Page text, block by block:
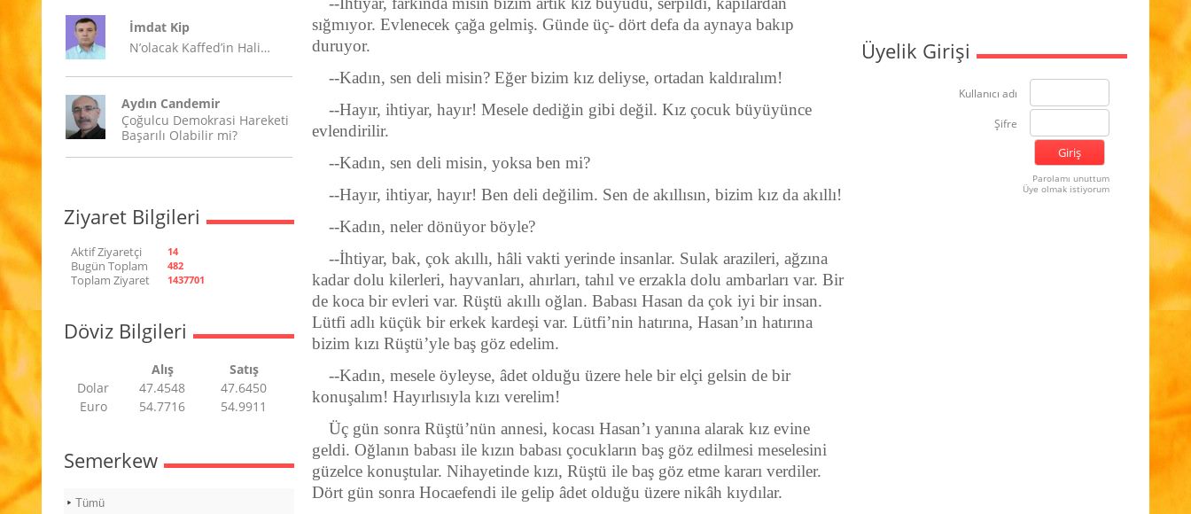
İmdat Kip
N’olacak Kaffed’in Hali…
Aydın Candemir
Çoğulcu Demokrasi Hareketi
Başarılı Olabilir mi?
Ziyaret Bilgileri
Aktif Ziyaretçi 14
Bugün Toplam 482
Toplam Ziyaret 1437701
Döviz Bilgileri
Alış
Satış
Dolar
47.4548
47.6450
Euro
54.7716 54.9911
Semerkew
Tümü
sığmıyor. Evlenecek çağa gelmiş. Günde üç- dört defa da aynaya bakıp
duruyor.
--Kadın, sen deli misin? Eğer bizim kız deliyse, ortadan kaldıralım!
--Hayır, ihtiyar, hayır! Mesele dediğin gibi değil. Kız çocuk büyüyünce
evlendirilir.
--Kadın, sen deli misin, yoksa ben mi?
--Hayır, ihtiyar, hayır! Ben deli değilim. Sen de akıllısın, bizim kız da akıllı!
--Kadın, neler dönüyor böyle?
--İhtiyar, bak, çok akıllı, hâli vakti yerinde insanlar. Sulak arazileri, ağzına
kadar dolu kilerleri, hayvanları, ahırları, tahıl ve erzakla dolu ambarları var. Bir
de koca bir evleri var. Rüştü akıllı oğlan. Babası Hasan da çok iyi bir insan.
Lütfi adlı küçük bir erkek kardeşi var. Lütfi’nin hatırına, Hasan’ın hatırına
bizim kızı Rüştü’yle baş göz edelim.
--Kadın, mesele öyleyse, âdet olduğu üzere hele bir elçi gelsin de bir
konuşalım! Hayırlısıyla kızı verelim!
Üç gün sonra Rüştü’nün annesi, kocası Hasan’ı yanına alarak kız evine
geldi. Oğlanın babası ile kızın babası çocukların baş göz edilmesi meselesini
güzelce konuştular. Nihayetinde kızı, Rüştü ile baş göz etme kararı verdiler.
Dört gün sonra Hocaefendi ile gelip âdet olduğu üzere nikâh kıydılar.
Üyelik Girişi
Kullanıcı adı
Şifre
Parolamı unuttum
Üye olmak istiyorum